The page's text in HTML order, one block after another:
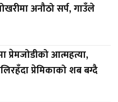
अनौठो सर्प, गाउँले
प्रेमजोडीको आत्महत्या,
प्रेमिकाको शब बग्दै